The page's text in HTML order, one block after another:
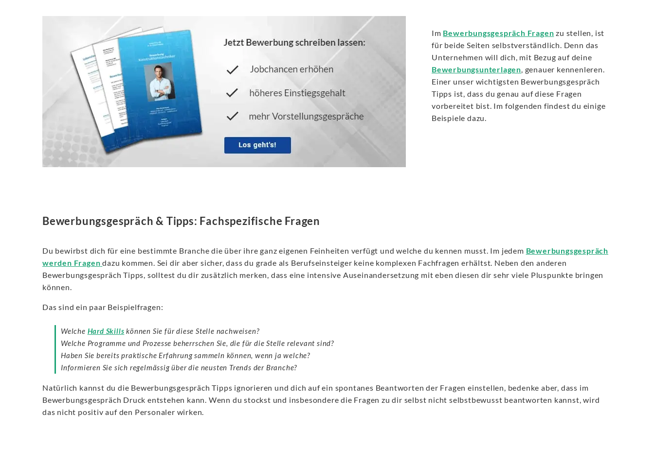
Im Bewerbungsgespräch Fragen zu stellen, ist
für beide Seiten selbstverständlich. Denn das
Unternehmen will dich, mit Bezug auf deine
Bewerbungsunterlagen , genauer kennenleren.
Einer unser wichtigsten Bewerbungsgespräch
Tipps ist, dass du genau auf diese Fragen
vorbereitet bist. Im folgenden findest du einige
Beispiele dazu.
Bewerbungsgespräch & Tipps: Fachspezifische Fragen
Du bewirbst dich für eine bestimmte Branche die über ihre ganz eigenen Feinheiten verfügt und welche du kennen musst. Im jedem Bewerbungsgespräch
werden Fragen dazu kommen. Sei dir aber sicher, dass du grade als Berufseinsteiger keine komplexen Fachfragen erhältst. Neben den anderen
Bewerbungsgespräch Tipps, solltest du dir zusätzlich merken, dass eine intensive Auseinandersetzung mit eben diesen dir sehr viele Pluspunkte bringen
können.
Das sind ein paar Beispielfragen:
Welche Hard Skills können Sie für diese Stelle nachweisen?
Welche Programme und Prozesse beherrschen Sie, die für die Stelle relevant sind?
Haben Sie bereits praktische Erfahrung sammeln können, wenn ja welche?
Informieren Sie sich regelmässig über die neusten Trends der Branche?
Natürlich kannst du die Bewerbungsgespräch Tipps ignorieren und dich auf ein spontanes Beantworten der Fragen einstellen, bedenke aber, dass im
Bewerbungsgespräch Druck entstehen kann. Wenn du stockst und insbesondere die Fragen zu dir selbst nicht selbstbewusst beantworten kannst, wird
das nicht positiv auf den Personaler wirken.